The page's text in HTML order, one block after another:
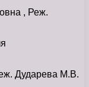
, Реж.
Дударева М.В.